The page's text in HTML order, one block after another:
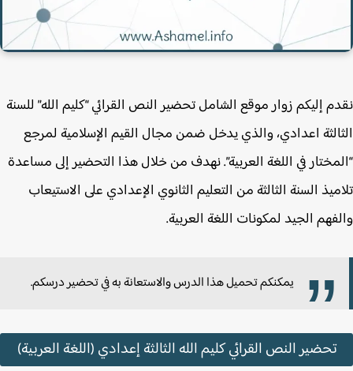
إليكم زوار موقع الشامل تحضير النص القرائي “كليم الله” للسنة
اعدادي، والذي يدخل ضمن مجال القيم الإسلامية لمرجع
في اللغة العربية”. نهدف من خلال هذا التحضير إلى مساعدة
السنة الثالثة من التعليم الثانوي الإعدادي على الاستيعاب
الجيد لمكونات اللغة العربية.
يمكنكم تحميل هذا الدرس والاستعانة به في تحضير درسكم.
تحضير النص القرائي كليم الله الثالثة إعدادي (اللغة العربية)